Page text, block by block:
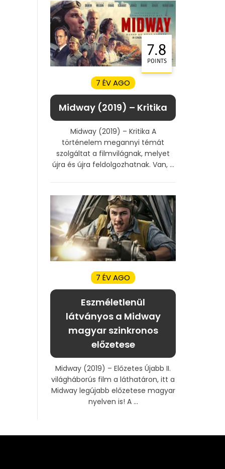
7.8
POINTS
7 ÉV AGO
Midway (2019) – Kritika
Midway (2019) – Kritika A
történelem megannyi témát
szolgáltat a filmvilágnak, melyet
újra és újra feldolgozhatnak. Van, ...
7 ÉV AGO
Eszméletlenül
látványos a Midway
magyar szinkronos
előzetese
Midway (2019) – Előzetes Újabb II.
világháborús film a láthatáron, itt a
Midway legújabb előzetese magyar
nyelven is! A ...